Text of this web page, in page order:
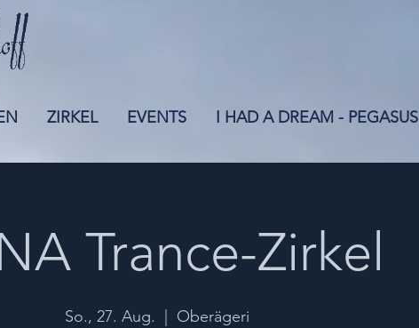
ZIRKEL EVENTS I HAD A DREAM - PEGASUS
Trance-Zirkel
So., 27. Aug. Oberägeri